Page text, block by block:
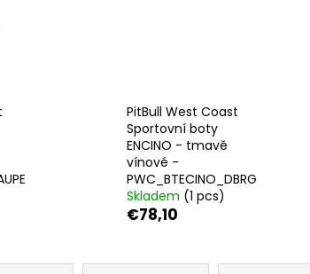
PitBull West Coast
Sportovní boty
ENCINO - tmavě
vínové -
PWC_BTECINO_DBRG
Skladem (1 pcs)
€78,10